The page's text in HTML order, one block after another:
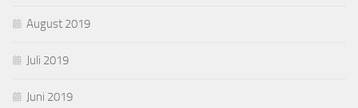
August 2019
Juli 2019
Juni 2019